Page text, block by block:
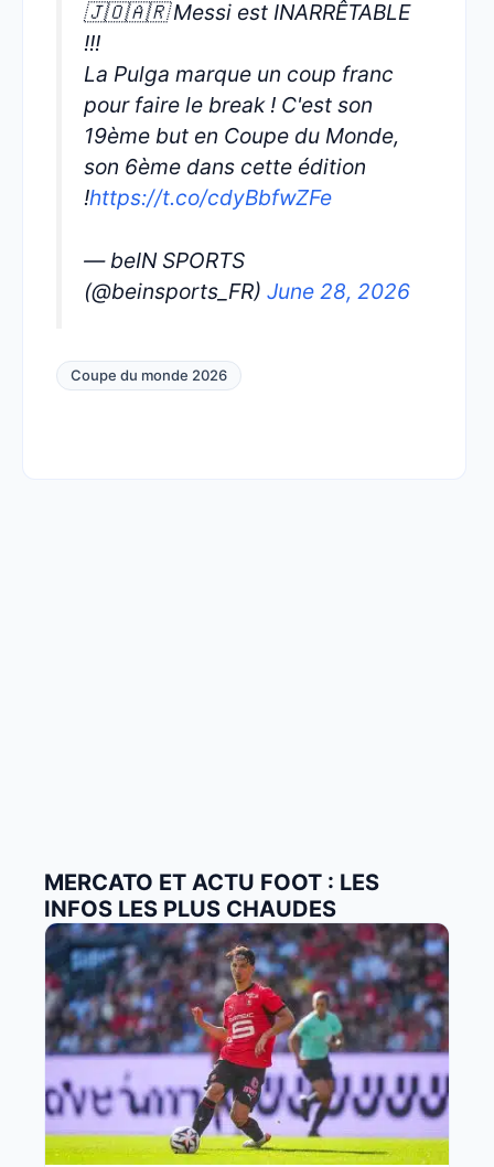
🇯🇴🇦🇷 Messi est INARRÊTABLE
!!!
La Pulga marque un coup franc
pour faire le break ! C'est son
19ème but en Coupe du Monde,
son 6ème dans cette édition
!https://t.co/cdyBbfwZFe
— beIN SPORTS
(@beinsports_FR) June 28, 2026
Coupe du monde 2026
MERCATO ET ACTU FOOT : LES
INFOS LES PLUS CHAUDES